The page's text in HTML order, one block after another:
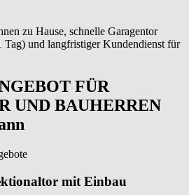
zu Hause, schnelle Garagentor
Tag) und langfristiger Kundendienst für
FÜR
UND BAUHERREN
mit Einbau